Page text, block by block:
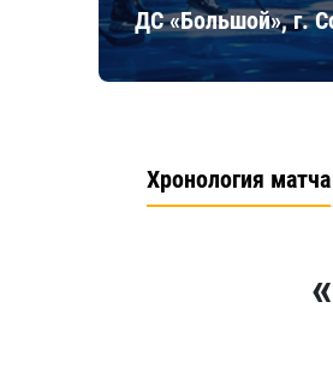
ДС «Большой», г.
Хронология матча